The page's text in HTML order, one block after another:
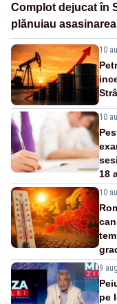
Complot dejucat în
plănuiau
10
10
18
10
9
pe